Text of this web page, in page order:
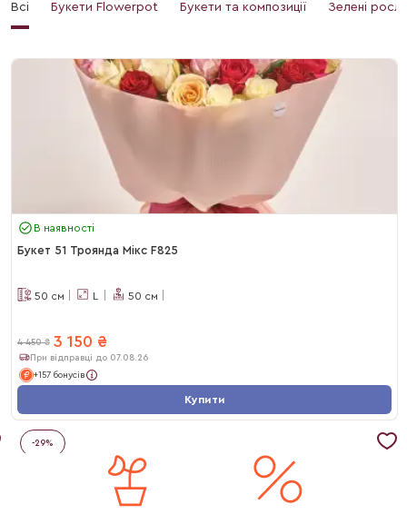
Всі Букети Flowerpot Букети та композиції Зелені
В наявності
Букет 51 Троянда Мікс F825
50 см L 50 см
4 450 ₴ 3 150 ₴
При відправці до 07.08.26
+157 бонусів
Купити
-29%